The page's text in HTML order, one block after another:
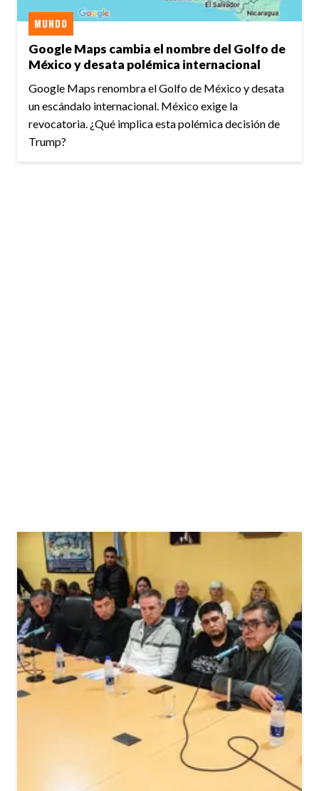
Google Maps cambia el nombre del Golfo de
México y desata polémica internacional
MUNDO
Google Maps renombra el Golfo de México y desata
un escándalo internacional. México exige la
revocatoria. ¿Qué implica esta polémica decisión de
Trump?